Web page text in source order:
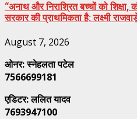
“अनाथ और निराश्रित बच्चों को
सरकार की प्राथमिकता है: लक्ष्मी
August 7, 2026
ओनर: स्नेहलता पटेल
7566699181
एडिटर: ललित यादव
7693947100